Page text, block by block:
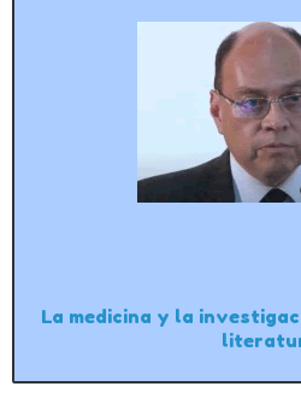
La medicina y la